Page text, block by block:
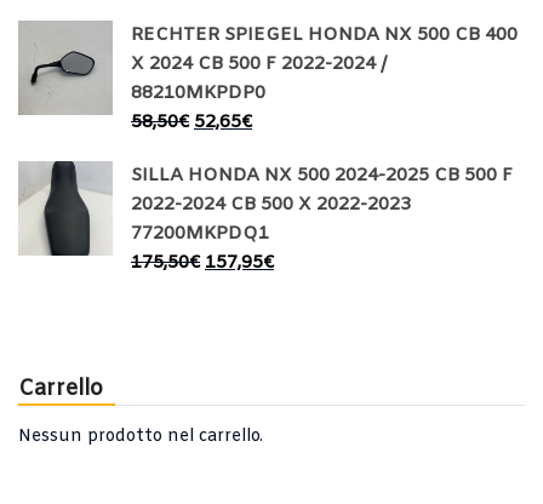
RECHTER SPIEGEL HONDA NX 500 CB 400
X 2024 CB 500 F 2022-2024 /
88210MKPDP0
58,50€ 52,65€
SILLA HONDA NX 500 2024-2025 CB 500 F
2022-2024 CB 500 X 2022-2023
77200MKPDQ1
175,50€ 157,95€
Carrello
Nessun prodotto nel carrello.